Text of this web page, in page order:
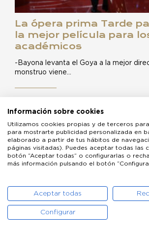
La ópera prima Tarde
la mejor película para
académicos
-Bayona levanta el Goya a la mejor
monstruo viene…
Información sobre cookies
Utilizamos cookies propias y de terceros
para mostrarte publicidad personalizada en
elaborado a partir de tus hábitos de
páginas visitadas). Puedes aceptar todas las
botón “Aceptar todas” o configurarlas o
más información pulsando el botón
Aceptar todas
Configurar